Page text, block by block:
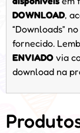
DOWNLOAD,
“Downloads”
fornecido.
ENVIADO via
download na